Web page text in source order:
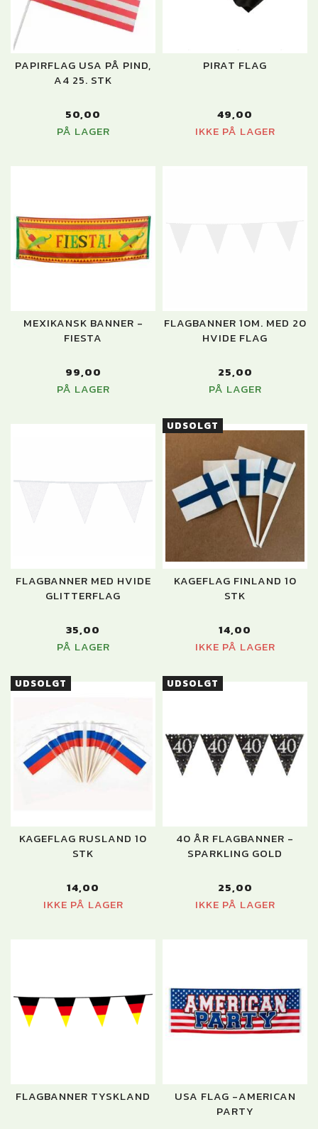
PAPIRFLAG USA PÅ PIND,
A4 25. STK
50,00
PÅ LAGER
PIRAT FLAG
49,00
IKKE PÅ LAGER
MEXIKANSK BANNER -
FIESTA
99,00
PÅ LAGER
FLAGBANNER 10M. MED 20
HVIDE FLAG
25,00
PÅ LAGER
FLAGBANNER MED HVIDE
GLITTERFLAG
35,00
PÅ LAGER
UDSOLGT
KAGEFLAG FINLAND 10
STK
14,00
IKKE PÅ LAGER
UDSOLGT
KAGEFLAG RUSLAND 10
STK
14,00
IKKE PÅ LAGER
UDSOLGT
40 ÅR FLAGBANNER -
SPARKLING GOLD
25,00
IKKE PÅ LAGER
FLAGBANNER TYSKLAND
USA FLAG -AMERICAN
PARTY